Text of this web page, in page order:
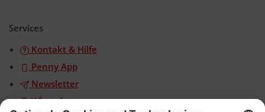
Services
Kontakt & Hilfe
Penny App
Newsletter
WhatsApp